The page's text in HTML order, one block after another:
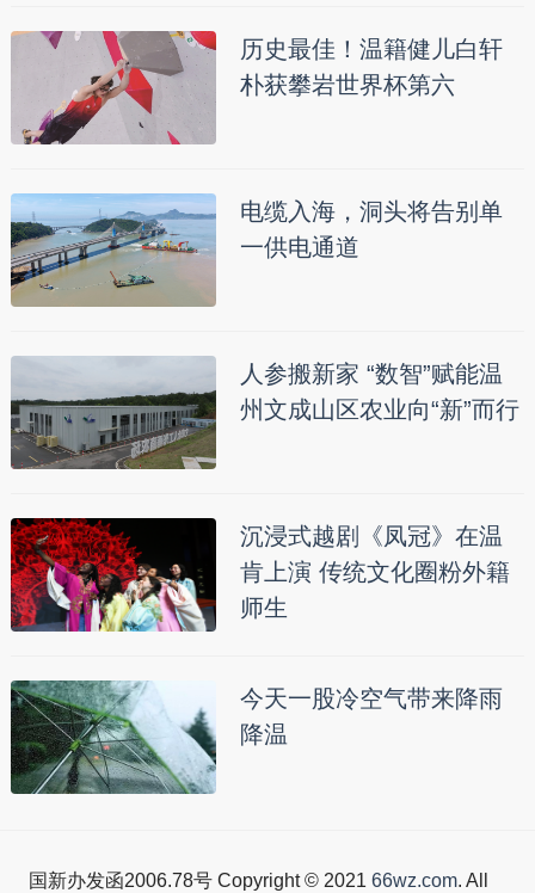
历史最佳！温籍健儿白轩
朴获攀岩世界杯第六
电缆入海，洞头将告别单
一供电通道
人参搬新家 “数智”赋能温
州文成山区农业向“新”而行
沉浸式越剧《凤冠》在温
肯上演 传统文化圈粉外籍
师生
今天一股冷空气带来降雨
降温
国新办发函2006.78号 Copyright © 2021 66wz.com. All